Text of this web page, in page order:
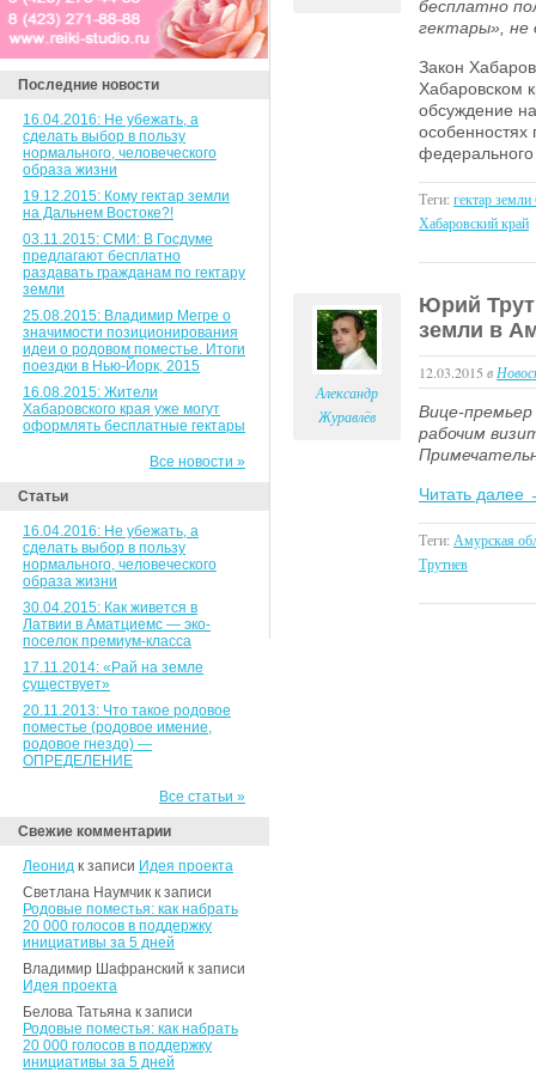
Последние новости
16.04.2016: Не убежать, а
сделать выбор в пользу
нормального, человеческого
образа жизни
19.12.2015: Кому гектар земли
на Дальнем Востоке?!
03.11.2015: СМИ: В Госдуме
предлагают бесплатно
раздавать гражданам по гектару
земли
25.08.2015: Владимир Мегре о
значимости позиционирования
идеи о родовом поместье. Итоги
поездки в Нью-Йорк, 2015
16.08.2015: Жители
Хабаровского края уже могут
оформлять бесплатные гектары
Все новости »
Статьи
16.04.2016: Не убежать, а
сделать выбор в пользу
нормального, человеческого
образа жизни
30.04.2015: Как живется в
Латвии в Аматциемс — эко-
поселок премиум-класса
17.11.2014: «Рай на земле
существует»
20.11.2013: Что такое родовое
поместье (родовое имение,
родовое гнездо) —
ОПРЕДЕЛЕНИЕ
Все статьи »
Свежие комментарии
Леонид к записи Идея проекта
Светлана Наумчик к записи
Родовые поместья: как набрать
20 000 голосов в поддержку
инициативы за 5 дней
Владимир Шафранский к записи
Идея проекта
Белова Татьяна к записи
Родовые поместья: как набрать
20 000 голосов в поддержку
инициативы за 5 дней
бесплатно
гектары», не
Закон
Хабаровском
обсуждение
особенностях
Теги: гектар земли
Хабаровский край
Александр
Журавлёв
Юрий
земли в
12.03.2015 в
Вице-
рабочим
Читать далее
Теги: Амурская
Трутнев